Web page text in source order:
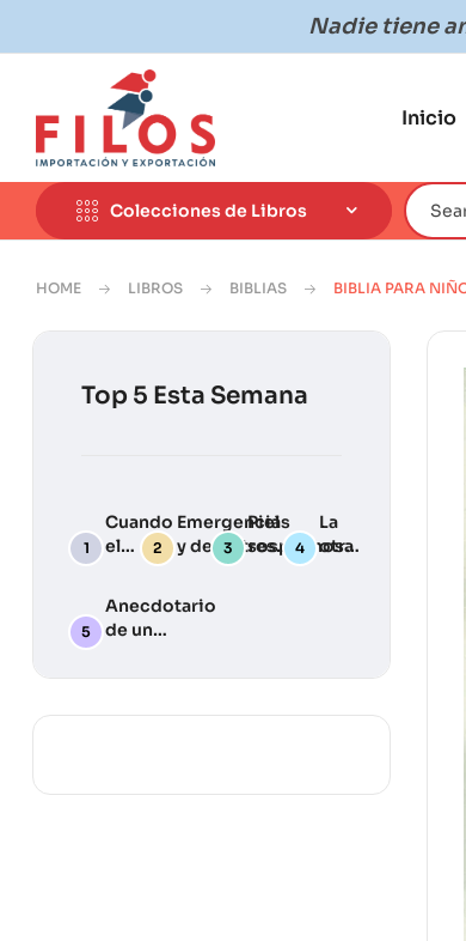
Nadie tiene
Inicio
Colecciones de Libros
HOME LIBROS BIBLIAS BIBLIA PARA
Top 5 Esta Semana
Cuando
el
Deber
Llama
Emergencias
y desastres:
Una guía
práctica
para
Piel
sospechosa
La
otra
Anecdotario
de un
silvestre … y